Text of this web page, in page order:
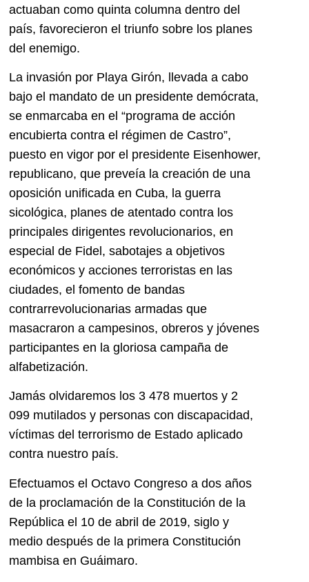
actuaban como quinta columna dentro del
país, favorecieron el triunfo sobre los planes
del enemigo.
La invasión por Playa Girón, llevada a cabo
bajo el mandato de un presidente demócrata,
se enmarcaba en el “programa de acción
encubierta contra el régimen de Castro”,
puesto en vigor por el presidente Eisenhower,
republicano, que preveía la creación de una
oposición unificada en Cuba, la guerra
sicológica, planes de atentado contra los
principales dirigentes revolucionarios, en
especial de Fidel, sabotajes a objetivos
económicos y acciones terroristas en las
ciudades, el fomento de bandas
contrarrevolucionarias armadas que
masacraron a campesinos, obreros y jóvenes
participantes en la gloriosa campaña de
alfabetización.
Jamás olvidaremos los 3 478 muertos y 2
099 mutilados y personas con discapacidad,
víctimas del terrorismo de Estado aplicado
contra nuestro país.
Efectuamos el Octavo Congreso a dos años
de la proclamación de la Constitución de la
República el 10 de abril de 2019, siglo y
medio después de la primera Constitución
mambisa en Guáimaro.